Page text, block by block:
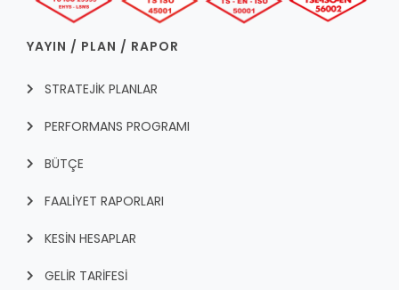
YAYIN / PLAN / RAPOR
STRATEJİK PLANLAR
PERFORMANS PROGRAMI
BÜTÇE
FAALİYET RAPORLARI
KESİN HESAPLAR
GELİR TARİFESİ